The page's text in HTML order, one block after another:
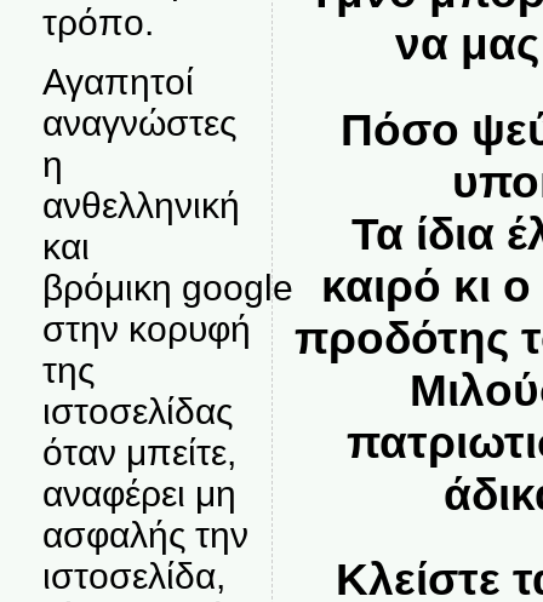
τρόπο.
Αγαπητοί
αναγνώστες
η
ανθελληνική
και
βρόμικη google
στην κορυφή
της
ιστοσελίδας
όταν μπείτε,
αναφέρει μη
ασφαλής την
ιστοσελίδα,
να
Πόσο
Τα ίδια
καιρό κι
προδότης
Κλείστε